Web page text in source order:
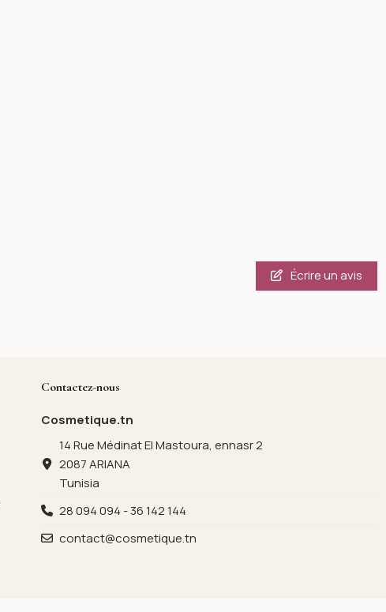
Écrire un avis
Contactez-nous
Cosmetique.tn
14 Rue Médinat El Mastoura, ennasr 2
2087 ARIANA
Tunisia
28 094 094 - 36 142 144
contact@cosmetique.tn